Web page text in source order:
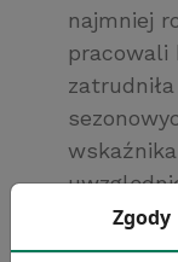
najmniej
pracowali
rotacji,
Zgody